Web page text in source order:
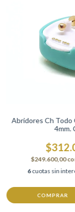
Abridores Ch Todo
4mm.
$249.600,00
6cuotas sin
COMPRAR